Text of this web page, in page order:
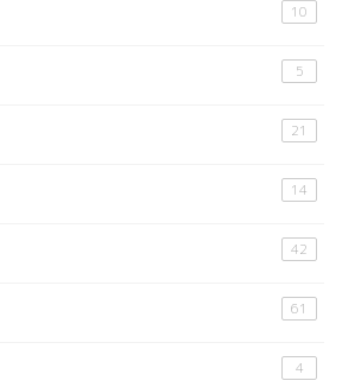
10
5
21
14
42
61
4